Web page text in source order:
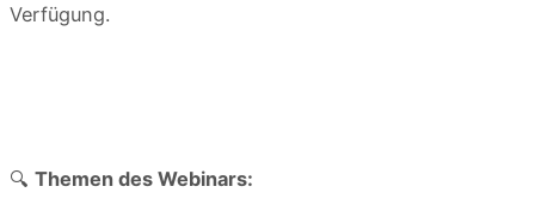
Verfügung.
🔍 Themen des Webinars: